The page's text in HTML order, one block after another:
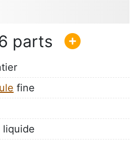
fine
liquide